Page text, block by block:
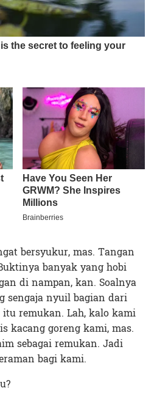
bersyukur, mas. Tangan
banyak yang hobi
di nampan, kan. Soalnya
sengaja nyuil bagian dari
remukan. Lah, kalo kami
kacang goreng kami, mas.
sebagai remukan. Jadi
bagi kami.